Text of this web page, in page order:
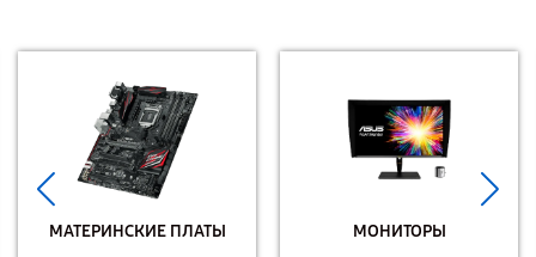
МАТЕРИНСКИЕ ПЛАТЫ МОНИТОРЫ